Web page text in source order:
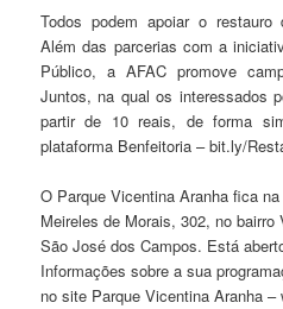
Todos podem apoiar o restauro
Além das parcerias com a
Público, a AFAC promove
Juntos, na qual os interessados
partir de 10 reais, de forma
plataforma Benfeitoria – bit.ly/
O Parque Vicentina Aranha fica
Meireles de Morais, 302, no
São José dos Campos. Está
Informações sobre a sua
no site Parque Vicentina Aranha –